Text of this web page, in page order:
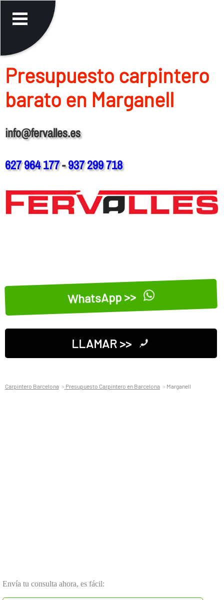
Presupuesto carpintero
barato en Marganell
info@fervalles.es
627 964 177-937 299 718
WhatsApp >>
LLAMAR >>
Carpintero Barcelona Presupuesto Carpintero en Barcelona Marganell
Envía tu consulta ahora, es fácil: